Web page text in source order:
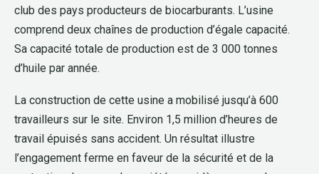
club des pays producteurs de biocarburants. L’usine
comprend deux chaînes de production d’égale capacité.
Sa capacité totale de production est de 3 000 tonnes
d’huile par année.
La construction de cette usine a mobilisé jusqu’à 600
travailleurs sur le site. Environ 1,5 million d’heures de
travail épuisés sans accident. Un résultat illustre
l’engagement ferme en faveur de la sécurité et de la